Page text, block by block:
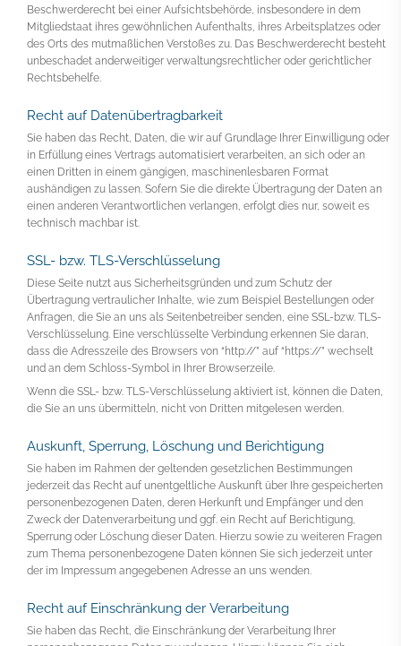
Beschwerderecht bei einer Aufsichtsbehörde, insbesondere in dem
Mitgliedstaat ihres gewöhnlichen Aufenthalts, ihres Arbeitsplatzes oder
des Orts des mutmaßlichen Verstoßes zu. Das Beschwerderecht besteht
unbeschadet anderweitiger verwaltungsrechtlicher oder gerichtlicher
Rechtsbehelfe.
Recht auf Datenübertragbarkeit
Sie haben das Recht, Daten, die wir auf Grundlage Ihrer Einwilligung oder
in Erfüllung eines Vertrags automatisiert verarbeiten, an sich oder an
einen Dritten in einem gängigen, maschinenlesbaren Format
aushändigen zu lassen. Sofern Sie die direkte Übertragung der Daten an
einen anderen Verantwortlichen verlangen, erfolgt dies nur, soweit es
technisch machbar ist.
SSL- bzw. TLS-Verschlüsselung
Diese Seite nutzt aus Sicherheitsgründen und zum Schutz der
Übertragung vertraulicher Inhalte, wie zum Beispiel Bestellungen oder
Anfragen, die Sie an uns als Seitenbetreiber senden, eine SSL-bzw. TLS-
Verschlüsselung. Eine verschlüsselte Verbindung erkennen Sie daran,
dass die Adresszeile des Browsers von “http://” auf “https://” wechselt
und an dem Schloss-Symbol in Ihrer Browserzeile.
Wenn die SSL- bzw. TLS-Verschlüsselung aktiviert ist, können die Daten,
die Sie an uns übermitteln, nicht von Dritten mitgelesen werden.
Auskunft, Sperrung, Löschung und Berichtigung
Sie haben im Rahmen der geltenden gesetzlichen Bestimmungen
jederzeit das Recht auf unentgeltliche Auskunft über Ihre gespeicherten
personenbezogenen Daten, deren Herkunft und Empfänger und den
Zweck der Datenverarbeitung und ggf. ein Recht auf Berichtigung,
Sperrung oder Löschung dieser Daten. Hierzu sowie zu weiteren Fragen
zum Thema personenbezogene Daten können Sie sich jederzeit unter
der im Impressum angegebenen Adresse an uns wenden.
Recht auf Einschränkung der Verarbeitung
Sie haben das Recht, die Einschränkung der Verarbeitung Ihrer